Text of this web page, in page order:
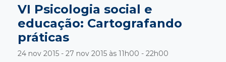
VI Psicologia social e
educação: Cartografando
práticas
24 nov 2015 - 27 nov 2015 às 11h00 - 22h00